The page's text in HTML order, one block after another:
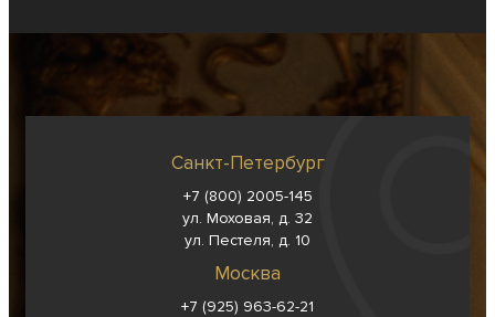
Санкт-Петербург
+7 (800) 2005-145
ул. Моховая, д. 32
ул. Пестеля, д. 10
Москва
+7 (925) 963-62-21